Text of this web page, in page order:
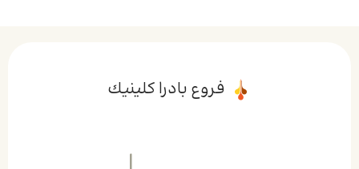
فروع بادرا كلينيك